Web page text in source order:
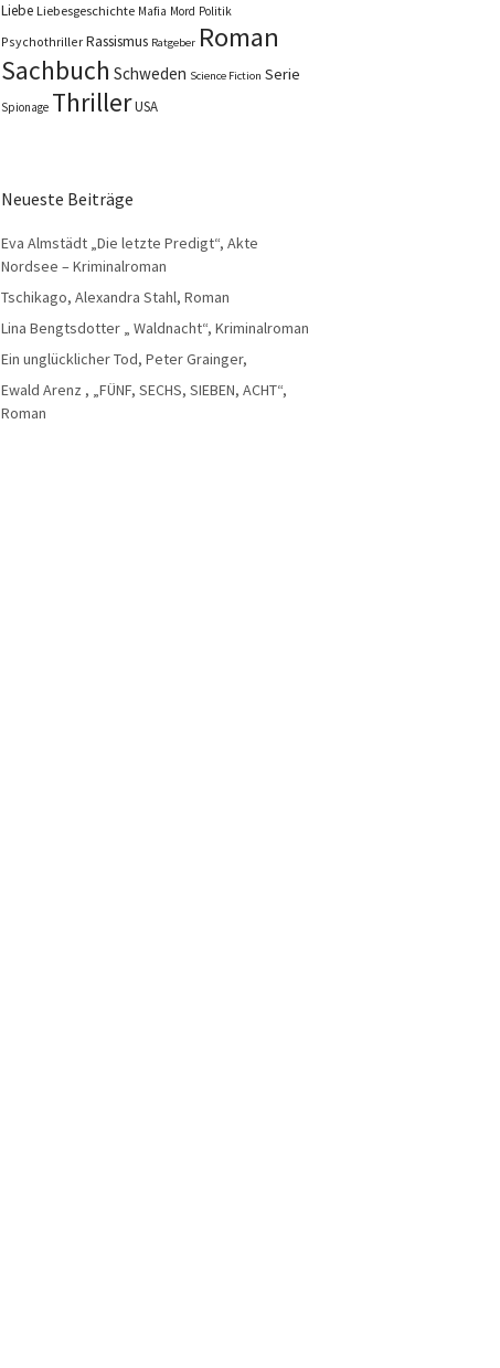
Liebe Liebesgeschichte Mafia Mord Politik
Psychothriller Rassismus Ratgeber Roman
Sachbuch Schweden Science Fiction Serie
Spionage ThrillerUSA
Neueste Beiträge
Eva Almstädt „Die letzte Predigt“, Akte
Nordsee – Kriminalroman
Tschikago, Alexandra Stahl, Roman
Lina Bengtsdotter „ Waldnacht“, Kriminalroman
Ein unglücklicher Tod, Peter Grainger,
Ewald Arenz , „FÜNF, SECHS, SIEBEN, ACHT“,
Roman